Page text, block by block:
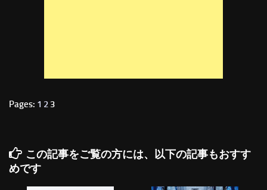
Pages: 1 2 3
この記事をご覧の方には、以下の記事もおすす
めです